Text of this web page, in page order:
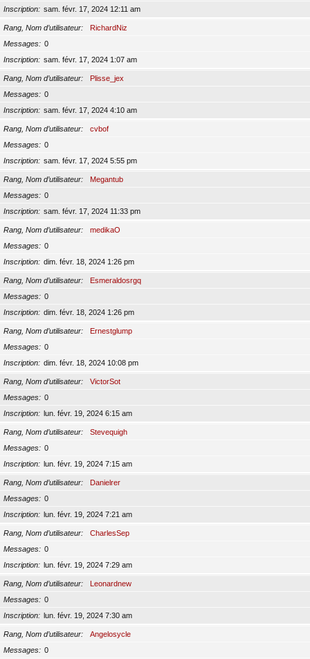
Inscription
sam. févr. 17, 2024 12:11 am
Rang, Nom d’utilisateur
RichardNiz
Messages
0
Inscription
sam. févr. 17, 2024 1:07 am
Rang, Nom d’utilisateur
Plisse_jex
Messages
0
Inscription
sam. févr. 17, 2024 4:10 am
Rang, Nom d’utilisateur
cvbof
Messages
0
Inscription
sam. févr. 17, 2024 5:55 pm
Rang, Nom d’utilisateur
Megantub
Messages
0
Inscription
sam. févr. 17, 2024 11:33 pm
Rang, Nom d’utilisateur
medikaO
Messages
0
Inscription
dim. févr. 18, 2024 1:26 pm
Rang, Nom d’utilisateur
Esmeraldosrgq
Messages
0
Inscription
dim. févr. 18, 2024 1:26 pm
Rang, Nom d’utilisateur
Ernestglump
Messages
0
Inscription
dim. févr. 18, 2024 10:08 pm
Rang, Nom d’utilisateur
VictorSot
Messages
0
Inscription
lun. févr. 19, 2024 6:15 am
Rang, Nom d’utilisateur
Stevequigh
Messages
0
Inscription
lun. févr. 19, 2024 7:15 am
Rang, Nom d’utilisateur
Danielrer
Messages
0
Inscription
lun. févr. 19, 2024 7:21 am
Rang, Nom d’utilisateur
CharlesSep
Messages
0
Inscription
lun. févr. 19, 2024 7:29 am
Rang, Nom d’utilisateur
Leonardnew
Messages
0
Inscription
lun. févr. 19, 2024 7:30 am
Rang, Nom d’utilisateur
Angelosycle
Messages
0